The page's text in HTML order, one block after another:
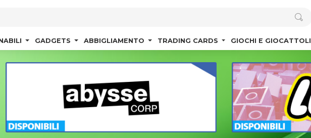
GADGETS ABBIGLIAMENTO TRADING CARDS GIOCHI E GIOCATTOLI